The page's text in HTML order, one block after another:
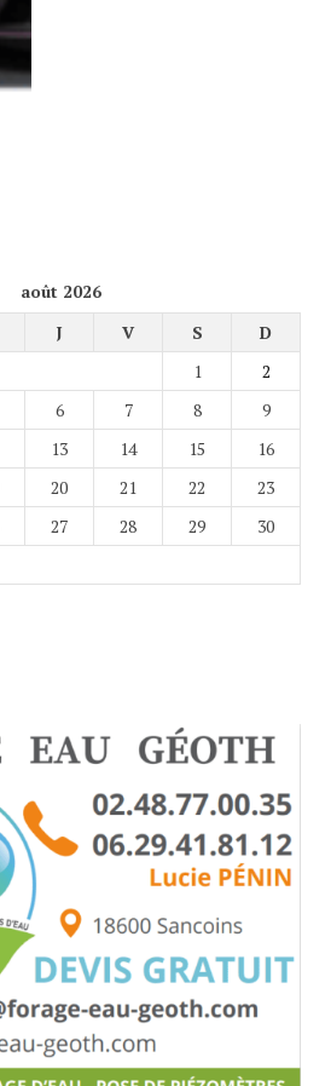
août 2026
J V S
D
1
2
6 7 8
9
13 14 15
16
20 21 22
23
27 28 29
30